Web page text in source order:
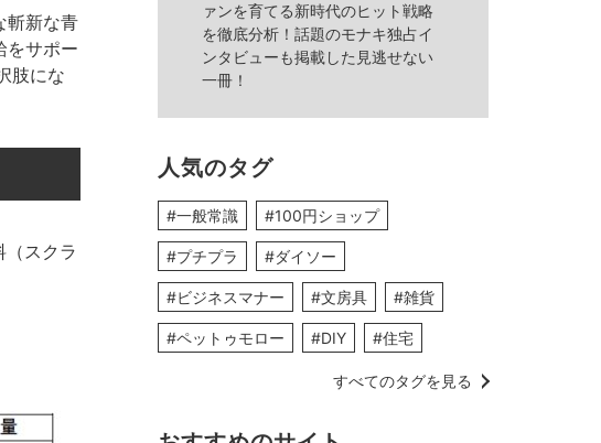
斬新な青
をサポー
肢にな
スクラ
ァンを育てる新時代のヒット戦略
を徹底分析！話題のモナキ独占イ
ンタビューも掲載した見逃せない
一冊！
人気のタグ
#一般常識 #100円ショップ
#プチプラ #ダイソー
#ビジネスマナー #文房具 #雑貨
#ペットゥモロー #DIY #住宅
すべてのタグを見る